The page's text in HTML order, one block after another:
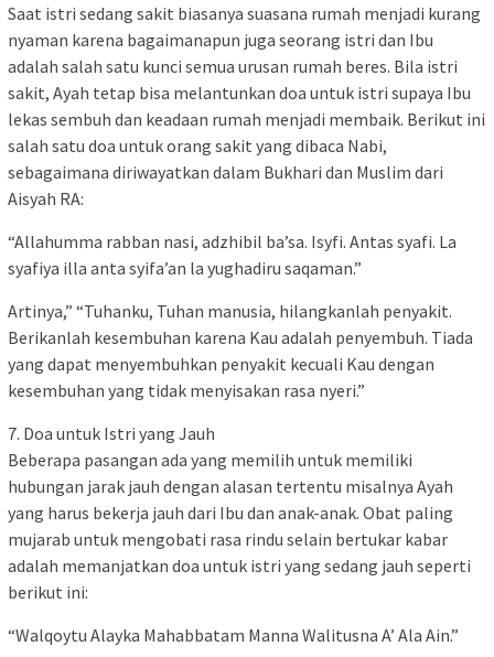
Saat istri sedang sakit biasanya suasana rumah menjadi kurang
nyaman karena bagaimanapun juga seorang istri dan Ibu
adalah salah satu kunci semua urusan rumah beres. Bila istri
sakit, Ayah tetap bisa melantunkan doa untuk istri supaya Ibu
lekas sembuh dan keadaan rumah menjadi membaik. Berikut ini
salah satu doa untuk orang sakit yang dibaca Nabi,
sebagaimana diriwayatkan dalam Bukhari dan Muslim dari
Aisyah RA:
“Allahumma rabban nasi, adzhibil ba’sa. Isyfi. Antas syafi. La
syafiya illa anta syifa’an la yughadiru saqaman.”
Artinya,” “Tuhanku, Tuhan manusia, hilangkanlah penyakit.
Berikanlah kesembuhan karena Kau adalah penyembuh. Tiada
yang dapat menyembuhkan penyakit kecuali Kau dengan
kesembuhan yang tidak menyisakan rasa nyeri.”
7. Doa untuk Istri yang Jauh
Beberapa pasangan ada yang memilih untuk memiliki
hubungan jarak jauh dengan alasan tertentu misalnya Ayah
yang harus bekerja jauh dari Ibu dan anak-anak. Obat paling
mujarab untuk mengobati rasa rindu selain bertukar kabar
adalah memanjatkan doa untuk istri yang sedang jauh seperti
berikut ini:
“Walqoytu Alayka Mahabbatam Manna Walitusna A’ Ala Ain.”